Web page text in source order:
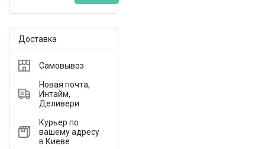
Доставка
Самовывоз
Новая почта,
Интайм,
Деливери
Курьер по
вашему адресу
в Киеве